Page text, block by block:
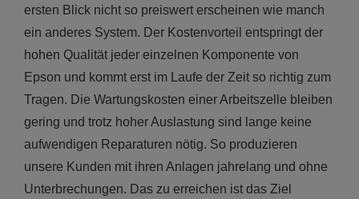
ersten Blick nicht so preiswert erscheinen wie manch
ein anderes System. Der Kostenvorteil entspringt der
hohen Qualität jeder einzelnen Komponente von
Epson und kommt erst im Laufe der Zeit so richtig zum
Tragen. Die Wartungskosten einer Arbeitszelle bleiben
gering und trotz hoher Auslastung sind lange keine
aufwendigen Reparaturen nötig. So produzieren
unsere Kunden mit ihren Anlagen jahrelang und ohne
Unterbrechungen. Das zu erreichen ist das Ziel